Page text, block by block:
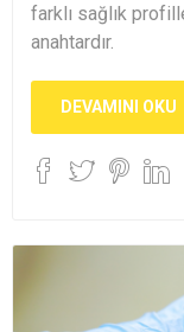
farklı sağlık
anahtardır.
DEVAMINI OKU